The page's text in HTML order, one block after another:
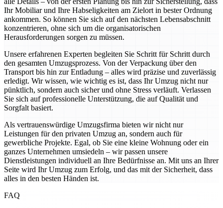
Ihr Mobiliar und Ihre Habseligkeiten am Zielort in bester Ordnung
ankommen. So können Sie sich auf den nächsten Lebensabschnitt
konzentrieren, ohne sich um die organisatorischen
Herausforderungen sorgen zu müssen.
Unsere erfahrenen Experten begleiten Sie Schritt für Schritt durch
den gesamten Umzugsprozess. Von der Verpackung über den
Transport bis hin zur Entladung – alles wird präzise und zuverlässig
erledigt. Wir wissen, wie wichtig es ist, dass Ihr Umzug nicht nur
pünktlich, sondern auch sicher und ohne Stress verläuft. Verlassen
Sie sich auf professionelle Unterstützung, die auf Qualität und
Sorgfalt basiert.
Als vertrauenswürdige Umzugsfirma bieten wir nicht nur
Leistungen für den privaten Umzug an, sondern auch für
gewerbliche Projekte. Egal, ob Sie eine kleine Wohnung oder ein
ganzes Unternehmen umsiedeln – wir passen unsere
Dienstleistungen individuell an Ihre Bedürfnisse an. Mit uns an Ihrer
Seite wird Ihr Umzug zum Erfolg, und das mit der Sicherheit, dass
alles in den besten Händen ist.
FAQ